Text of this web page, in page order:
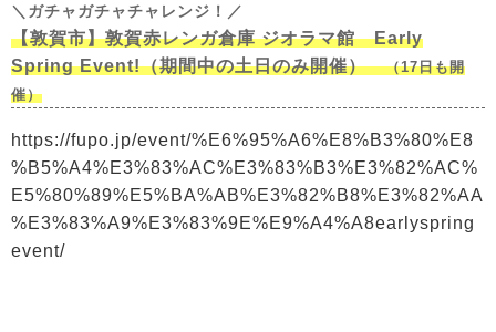
＼ガチャガチャチャレンジ！／
【敦賀市】敦賀赤レンガ倉庫 ジオラマ館 Early
Spring Event!（期間中の土日のみ開催）（17日も開
催）
https://fupo.jp/event/%E6%95%A6%E8%B3%80%E8
%B5%A4%E3%83%AC%E3%83%B3%E3%82%AC%
E5%80%89%E5%BA%AB%E3%82%B8%E3%82%AA
%E3%83%A9%E3%83%9E%E9%A4%A8earlyspring
event/